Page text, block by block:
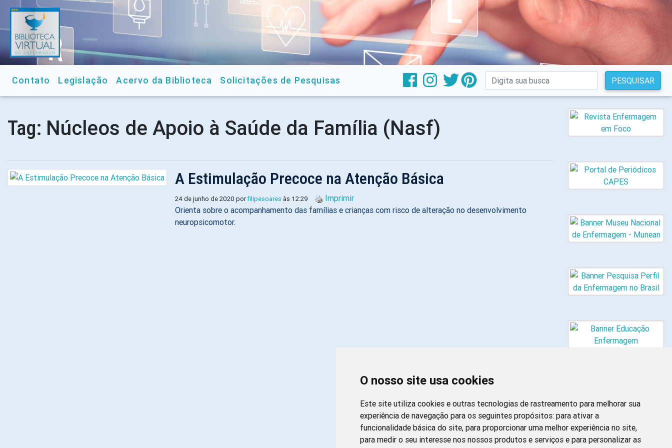
O nosso site usa cookies
Este site utiliza cookies e outras tecnologias de rastreamento para melhorar sua
experiência de navegação para os seguintes propósitos: para ativar a
funcionalidade básica do site, para proporcionar uma melhor experiência no site,
para medir o seu interesse nos nossos produtos e serviços e para personalizar as
Contato Legislação Acervo da Biblioteca Solicitações de Pesquisas PESQUISAR
Tag: Núcleos de Apoio à Saúde da Família (Nasf)
A Estimulação Precoce na Atenção Básica
24 de junho de 2020 porfilipesoares às 12:29
Imprimir
Orienta sobre o acompanhamento das famílias e crianças com risco de alteração no desenvolvimento
neuropsicomotor.
Newsletter da